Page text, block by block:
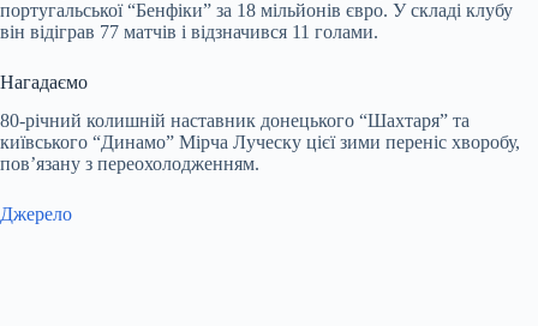
португальської “Бенфіки” за 18 мільйонів євро. У складі клубу
він відіграв 77 матчів і відзначився 11 голами.
Нагадаємо
80-річний колишній наставник донецького “Шахтаря” та
київського “Динамо” Мірча Луческу цієї зими переніс хворобу,
пов’язану з переохолодженням.
Джерело